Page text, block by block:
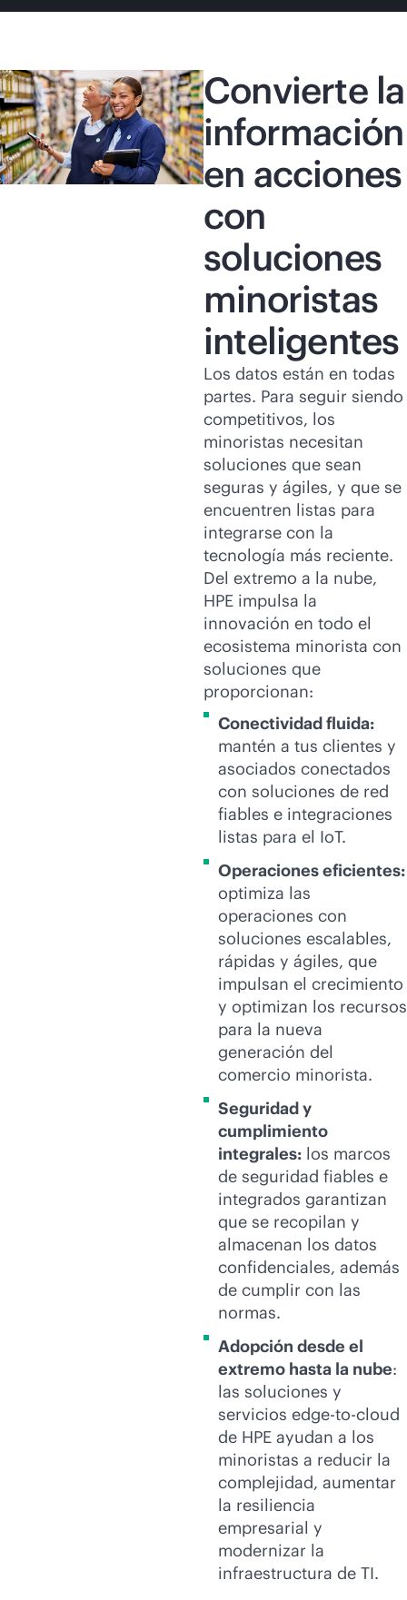
Convierte la
información
en acciones
con
soluciones
minoristas
inteligentes
Los datos están en todas
partes. Para seguir siendo
competitivos, los
minoristas necesitan
soluciones que sean
seguras y ágiles, y que se
encuentren listas para
integrarse con la
tecnología más reciente.
Del extremo a la nube,
HPE impulsa la
innovación en todo el
ecosistema minorista con
soluciones que
proporcionan:
Conectividad fluida:
mantén a tus clientes y
asociados conectados
con soluciones de red
fiables e integraciones
listas para el IoT.
Operaciones eficientes:
optimiza las
operaciones con
soluciones escalables,
rápidas y ágiles, que
impulsan el crecimiento
y optimizan los recursos
para la nueva
generación del
comercio minorista.
Seguridad y
cumplimiento
integrales: los marcos
de seguridad fiables e
integrados garantizan
que se recopilan y
almacenan los datos
confidenciales, además
de cumplir con las
normas.
Adopción desde el
extremo hasta la nube:
las soluciones y
servicios edge-to-cloud
de HPE ayudan a los
minoristas a reducir la
complejidad, aumentar
la resiliencia
empresarial y
modernizar la
infraestructura de TI.